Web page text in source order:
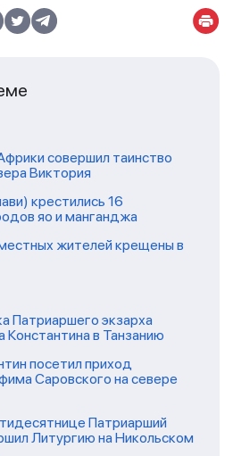
совершил таинство
Виктория
крестились 16
яо и манганджа
жителей крещены в
Патриаршего экзарха
в Танзанию
посетил приход
Саровского на севере
Патриарший
Литургию на Никольском